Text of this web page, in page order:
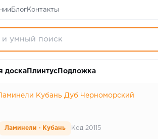
БлогКонтакты
доска Плинтус Подложка
Кубань Дуб Черноморский
Ламинели · Кубань Код 20115